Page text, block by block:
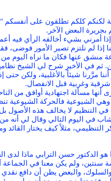
لكنكم كلكم تطلقون على أنفسكم
البعض الآخر.
أمرني بشيء أخالفه الرأي فيه
لم نلتزم تصير الأمور فوضى،
منشق عنها فكان ما نراه اليوم
ثم في الأخير شرح لي الشيخ
مرَّرنا شيئاً بالأغلبية، ولكن حتى
وغربية قبل الانفصال.
أنها مسألة اجتهادية أوافق من
الشيوعية فالحركة الشيوعية
التنظيم لا يخالف هذه الأصول
في اليوم التالي وقال لي أنه
مثلاً كيف يختار القائد
الدكتور حسن الترابي ماذا لدى
ولم يكن معنا في الجماعة
والبعض يظن أن دافع